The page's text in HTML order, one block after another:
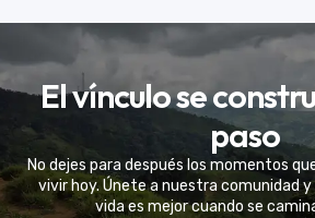
Eventos
Celebramos la vida de tu mejor
experiencia fuera de
El vínculo se
paso
No dejes para después los momentos
vivir hoy. Únete a nuestra comunidad y
vida es mejor cuando se